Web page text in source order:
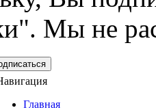
Мы не
Главная